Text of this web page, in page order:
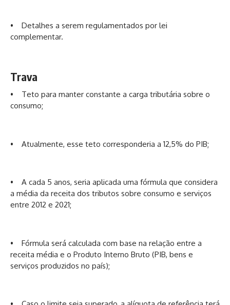
• Detalhes a serem regulamentados por lei
complementar.
Trava
• Teto para manter constante a carga tributária sobre o
consumo;
• Atualmente, esse teto corresponderia a 12,5% do PIB;
• A cada 5 anos, seria aplicada uma fórmula que considera
a média da receita dos tributos sobre consumo e serviços
entre 2012 e 2021;
• Fórmula será calculada com base na relação entre a
receita média e o Produto Interno Bruto (PIB, bens e
serviços produzidos no país);